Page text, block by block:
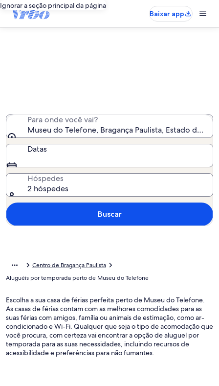
Ignorar a seção principal da página
Baixar app
Para onde você vai?
Museu do Telefone, Bragança Paulista, Estado de São
Datas
Hóspedes
2 hóspedes
Buscar
Centro de Bragança Paulista
Aluguéis por temporada perto de Museu do Telefone
Escolha a sua casa de férias perfeita perto de Museu do Telefone.
As casas de férias contam com as melhores comodidades para as
suas férias com amigos, família ou animais de estimação, como ar-
condicionado e Wi-Fi. Qualquer que seja o tipo de acomodação que
você procura, com certeza vai encontrar a opção de aluguel por
temporada para as suas necessidades, incluindo recursos de
acessibilidade e preferências para não fumantes.